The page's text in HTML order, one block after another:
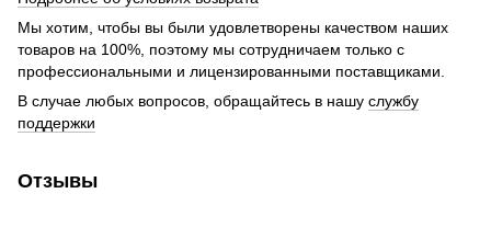
Мы хотим, чтобы вы были удовлетворены качеством наших
товаров на 100%, поэтому мы сотрудничаем только с
профессиональными и лицензированными поставщиками.
В случае любых вопросов, обращайтесь в нашу службу
поддержки
Отзывы